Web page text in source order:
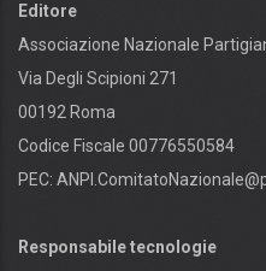
Editore
Associazione Nazionale
Via Degli Scipioni 271
00192 Roma
Codice Fiscale 00776550584
PEC:
Responsabile tecnologie